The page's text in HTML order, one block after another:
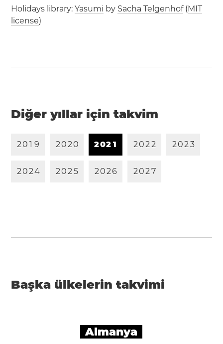
Holidays library:Yasumi by Sacha Telgenhof(MIT
license)
Diğer yıllar için takvim
20 1 9 2020 202 1 2022 2023
2024 2025 2026 2027
Başka ülkelerin takvimi
Almanya